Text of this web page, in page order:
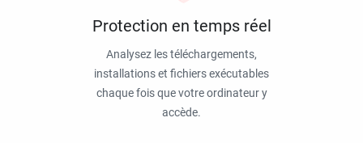
Protection en temps réel
Analysez les téléchargements,
installations et fichiers exécutables
chaque fois que votre ordinateur y
accède.